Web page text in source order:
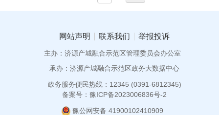
网站声明 联系我们 举报投诉
主办：济源产城融合示范区管理委员会办公室
承办：济源产城融合示范区政务大数据中心
政务服务便民热线：12345 (0391-6812345)
备案号：豫ICP备2023006836号-2
豫公网安备 41900102410909